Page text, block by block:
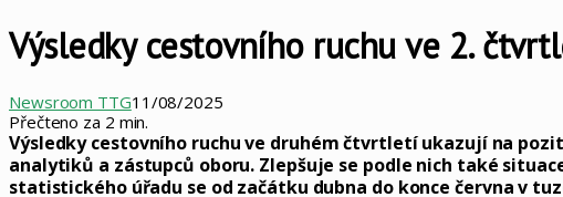
Výsledky cestovního ruchu ve 2.
Newsroom TTG11/08/2025
Přečteno za 2 min.
Výsledky cestovního ruchu ve druhém čtvrtletí ukazují na
analytiků a zástupců oboru. Zlepšuje se podle nich také
statistického úřadu se od začátku dubna do konce června v